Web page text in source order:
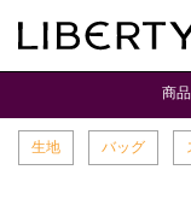
商
生地 バッグ